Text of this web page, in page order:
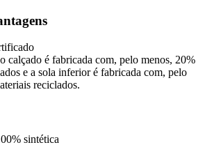
calçado é fabricada com, pelo menos, 20%
e a sola inferior é fabricada com, pelo
reciclados.
sintética